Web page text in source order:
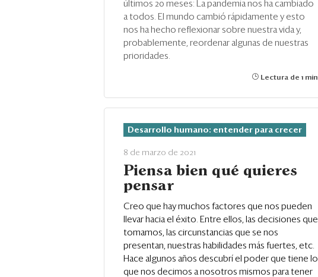
últimos 20 meses: La pandemia nos ha cambiado
a todos. El mundo cambió rápidamente y esto
nos ha hecho reflexionar sobre nuestra vida y,
probablemente, reordenar algunas de nuestras
prioridades.
Lectura de 1 min
Desarrollo humano: entender para crecer
8 de marzo de 2021
Piensa bien qué quieres
pensar
Creo que hay muchos factores que nos pueden
llevar hacia el éxito. Entre ellos, las decisiones que
tomamos, las circunstancias que se nos
presentan, nuestras habilidades más fuertes, etc.
Hace algunos años descubrí el poder que tiene lo
que nos decimos a nosotros mismos para tener